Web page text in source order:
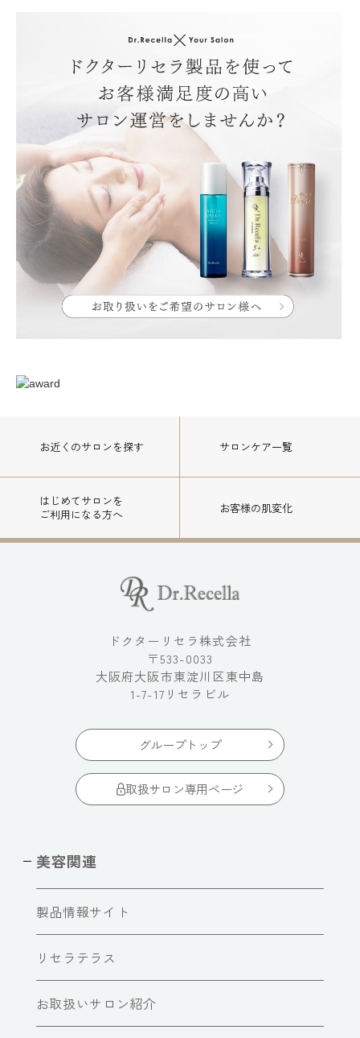
お近くのサロンを探す サロンケア一覧
はじめてサロンを
ご利用になる方へ
お客様の肌変化
ドクターリセラ株式会社
〒533-0033
大阪府大阪市東淀川区東中島
1-7-17リセラビル
グループトップ
取扱サロン専用ページ
美容関連
製品情報サイト
リセラテラス
お取扱いサロン紹介